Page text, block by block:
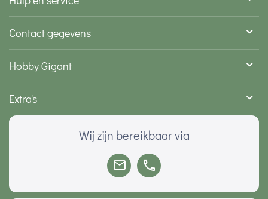
Contact gegevens
Hobby Gigant
Extra's
Wij zijn bereikbaar via